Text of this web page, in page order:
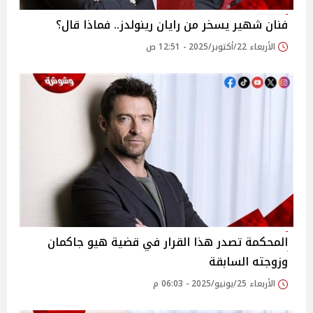
فنان شهير يسخر من رايان رينولدز.. فماذا قال؟
الأربعاء 22/أكتوبر/2025 - 12:51 ص
المحكمة تصدر هذا القرار في قضية هيو جاكمان
وزوجته السابقة
الأربعاء 25/يونيو/2025 - 06:03 م